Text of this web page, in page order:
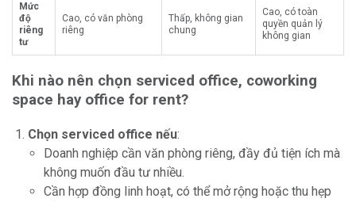
Mức
độ
riêng
tư
Cao, có văn phòng
riêng
Thấp, không gian
chung
Cao, có toàn
quyền quản lý
không gian
Khi nào nên chọn serviced office, coworking
space hay office for rent?
Chọn serviced office nếu:
Doanh nghiệp cần văn phòng riêng, đầy đủ tiện ích mà
không muốn đầu tư nhiều.
Cần hợp đồng linh hoạt, có thể mở rộng hoặc thu hẹp